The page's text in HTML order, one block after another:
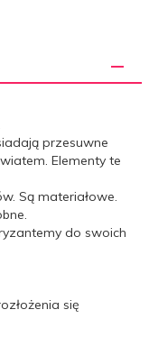
przesuwne
Elementy te
Są materiałowe.
do swoich
się